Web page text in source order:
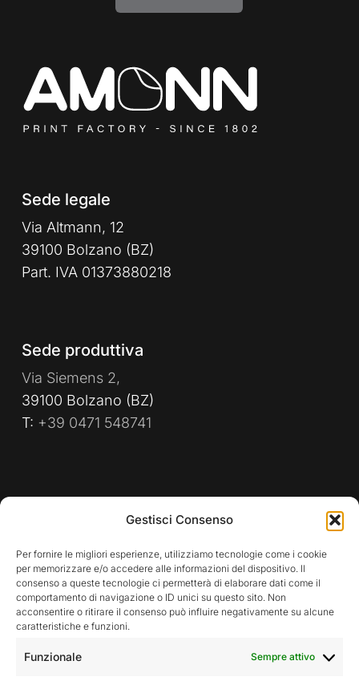
Gestisci Consenso
Per fornire le migliori esperienze, utilizziamo tecnologie come i cookie
per memorizzare e/o accedere alle informazioni del dispositivo. Il
consenso a queste tecnologie ci permetterà di elaborare dati come il
comportamento di navigazione o ID unici su questo sito. Non
acconsentire o ritirare il consenso può influire negativamente su alcune
caratteristiche e funzioni.
Funzionale Sempre attivo
Sede legale
Via Altmann, 12
39100 Bolzano (BZ)
Part. IVA 01373880218
Sede produttiva
Via Siemens 2,
39100 Bolzano (BZ)
T: +39 0471 548741
PRIVACY POLICY
WHISTLEBLOWING
Rimani aggiornato sulle nostre attività